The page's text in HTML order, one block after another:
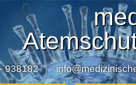
938182 |